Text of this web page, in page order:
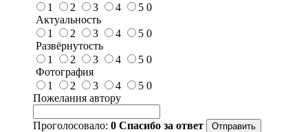
1
2 3 4 5 0
Актуальность
1
2 3 4 5 0
Развёрнутость
1
2 3 4 5 0
Фотография
1
2 3 4 5 0
Пожелания автору
Проголосовало: 0 Спасибо за ответ